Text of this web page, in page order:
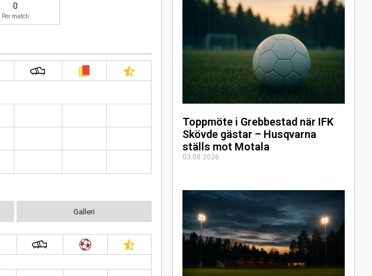
Toppmöte i Grebbestad när IFK
Skövde gästar – Husqvarna
ställs mot Motala
03.08.2026
0
Per match
Galleri